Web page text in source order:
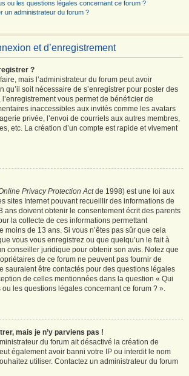
ou les questions légales concernant ce forum ?
un administrateur du forum ?
et d’enregistrement
?
mais l’administrateur du forum peut avoir
qu’il soit nécessaire de s’enregistrer pour poster des
vous permet de bénéficier de
inaccessibles aux invités comme les avatars
privée, l’envoi de courriels aux autres membres,
etc. La création d’un compte est rapide et vivement
Privacy Protection Actde 1998) est une loi aux
sites Internet pouvant recueillir des informations de
ans doivent obtenir le consentement écrit des parents
la collecte de ces informations permettant
moins de 13 ans. Si vous n’êtes pas sûr que cela
vous vous enregistrez ou que quelqu’un le fait à
conseiller juridique pour obtenir son avis. Notez que
de ce forum ne peuvent pas fournir de
sauraient être contactés pour des questions légales
de celles mentionnées dans la question « Qui
les questions légales concernant ce forum ? ».
mais je n’y parviens pas !
du forum ait désactivé la création de
également avoir banni votre IP ou interdit le nom
utiliser. Contactez un administrateur du forum